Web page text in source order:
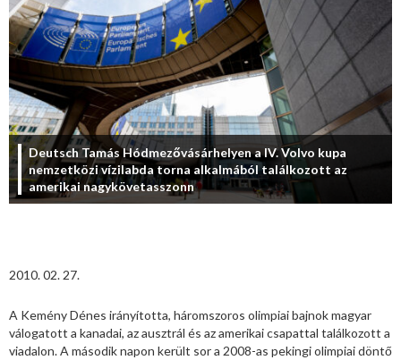
Deutsch Tamás Hódmezővásárhelyen a IV. Volvo kupa
nemzetközi vízilabda torna alkalmából találkozott az
amerikai nagykövetasszonn
2010. 02. 27.
A Kemény Dénes irányította, háromszoros olimpiai bajnok magyar
válogatott a kanadai, az ausztrál és az amerikai csapattal találkozott a
viadalon. A második napon került sor a 2008-as pekingi olimpiai döntő